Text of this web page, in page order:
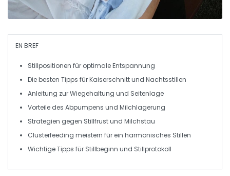
EN BREF
Stillpositionen für optimale Entspannung
Die besten Tipps fürKaiserschnittund Nachtsstillen
Anleitung zurWiegehaltung und Seitenlage
Vorteile des Abpumpens und Milchlagerung
Strategien gegen Stillfrustund Milchstau
Clusterfeeding meistern für ein harmonisches Stillen
Wichtige Tipps für Stillbeginn und Stillprotokoll